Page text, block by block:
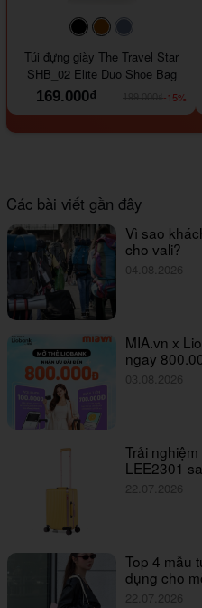
#000000#964B00
Túi đựng giày The Travel Star
SHB_02 Elite Duo Shoe Bag
169.000₫
-15%
Các bài viết gần đây
Vì sao
cho vali?
04.08.2026
MIA.vn x
ngay
03.08.2026
Trải
LEE2301
22.07.2026
Top 4 mẫu
dụng cho
22.07.2026